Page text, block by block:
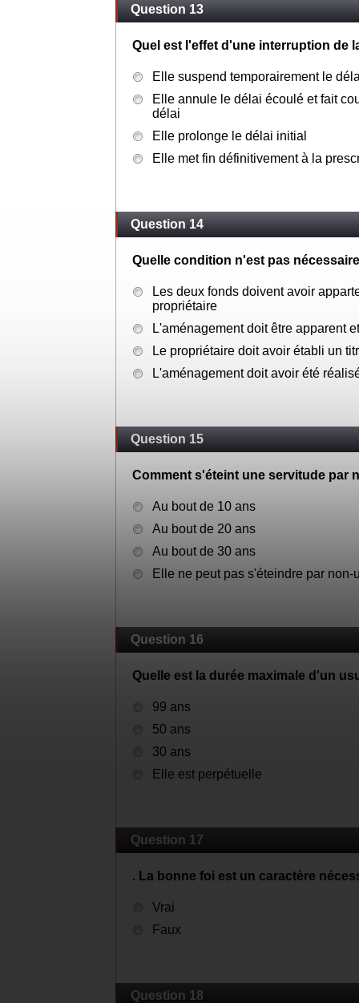
Question 13
Quel est l'effet d'une interruption de
Elle suspend temporairement le
Elle annule le délai écoulé et fait
délai
Elle prolonge le délai initial
Elle met fin définitivement à la
Question 14
Quelle condition n'est pas
Les deux fonds doivent avoir
propriétaire
L'aménagement doit être apparent
Le propriétaire doit avoir établi un
L'aménagement doit avoir été
Question 15
Comment s'éteint une servitude par
Au bout de 10 ans
Au bout de 20 ans
Au bout de 30 ans
Elle ne peut pas s'éteindre par non-
Question 16
Quelle est la durée maximale d'un
99 ans
50 ans
30 ans
Elle est perpétuelle
Question 17
. La bonne foi est un caractère
Vrai
Faux
Question 18